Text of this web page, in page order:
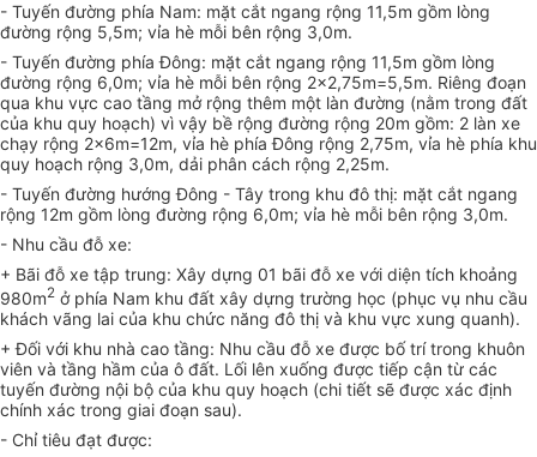
- Tuyến đường phía Nam: mặt cắt ngang rộng 11,5m gồm lòng
đường rộng 5,5m; vỉa hè mỗi bên rộng 3,0m.
- Tuyến đường phía Đông: mặt cắt ngang rộng 11,5m gồm lòng
đường rộng 6,0m; vỉa hè mỗi bên rộng 2x2,75m=5,5m. Riêng đoạn
qua khu vực cao tầng mở rộng thêm một làn đường (nằm trong đất
của khu quy hoạch) vì vậy bề rộng đường rộng 20m gồm: 2 làn xe
chạy rộng 2x6m=12m, vỉa hè phía Đông rộng 2,75m, vỉa hè phía khu
quy hoạch rộng 3,0m, dải phân cách rộng 2,25m.
- Tuyến đường hướng Đông - Tây trong khu đô thị: mặt cắt ngang
rộng 12m gồm lòng đường rộng 6,0m; vỉa hè mỗi bên rộng 3,0m.
- Nhu cầu đỗ xe:
+ Bãi đỗ xe tập trung: Xây dựng 01 bãi đỗ xe với diện tích khoảng
980m2 ở phía Nam khu đất xây dựng trường học (phục vụ nhu cầu
khách vãng lai của khu chức năng đô thị và khu vực xung quanh).
+ Đối với khu nhà cao tầng: Nhu cầu đỗ xe được bố trí trong khuôn
viên và tầng hầm của ô đất. Lối lên xuống được tiếp cận từ các
tuyến đường nội bộ của khu quy hoạch (chi tiết sẽ được xác định
chính xác trong giai đoạn sau).
- Chỉ tiêu đạt được: